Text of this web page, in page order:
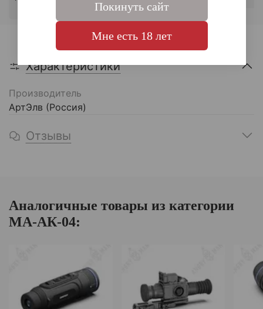
Характеристики
Производитель
АртЭлв (Россия)
Отзывы
Аналогичные товары из категории
МА-АК-04:
Покинуть сайт
Мне есть 18 лет